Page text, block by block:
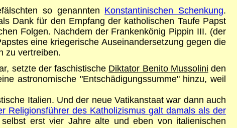
so genannten Konstantinischen Schenkung.
Dank für den Empfang der katholischen Taufe Papst
Folgen. Nachdem der Frankenkönig Pippin III. (der
eine kriegerische Auseinandersetzung gegen die
zu vertreiben.
setzte der faschistische Diktator Benito Mussolini den
astronomische "Entschädigungssumme" hinzu, weil
Italien. Und der neue Vatikanstaat war dann auch
Religionsführer des Katholizismus galt damals als der
erst vier Jahre alte und eben von italienischen